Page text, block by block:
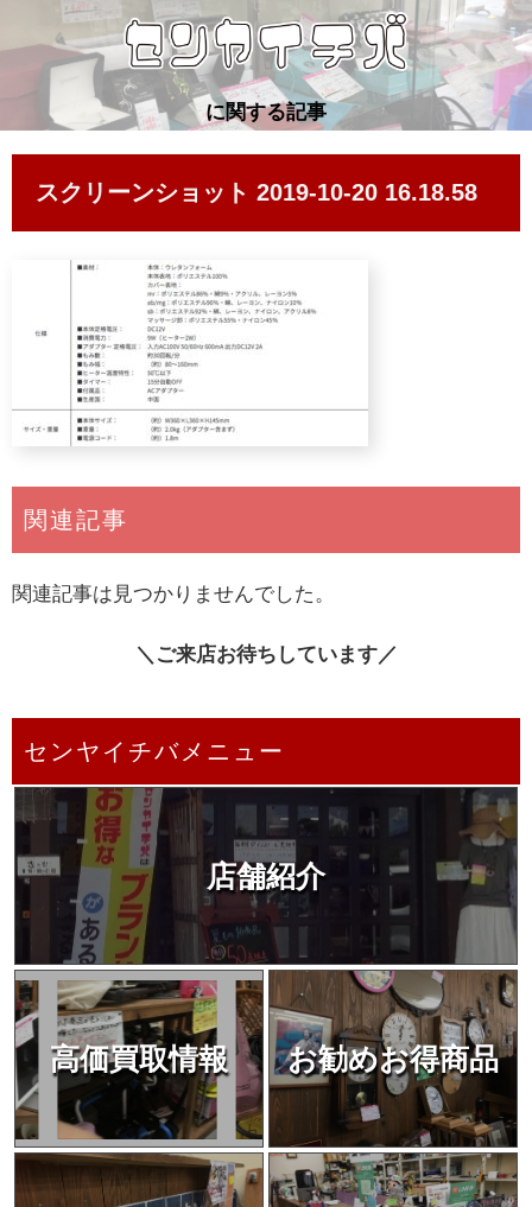
に関する記事
スクリーンショット 2019-10-20 16.18.58
関連記事
関連記事は見つかりませんでした。
＼ご来店お待ちしています／
センヤイチバメニュー
店舗紹介
高価買取情報 お勧めお得商品